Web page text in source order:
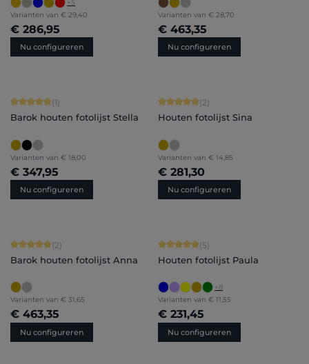
+5
Varianten van € 29,40
€ 286,95
Nu configureren
Varianten van € 28,70
€ 463,35
Nu configureren
Gemiddelde waardering van 5 van 5 sterren
(1)
Barok houten fotolijst Stella
Varianten van € 18,00
€ 347,95
Nu configureren
Gemiddelde waardering van 5 van 5
(2)
Houten fotolijst Sina
Varianten van € 14,85
€ 281,30
Nu configureren
Gemiddelde waardering van 5 van 5 sterren
(2)
Barok houten fotolijst Anna
Varianten van € 31,65
€ 463,35
Nu configureren
Gemiddelde waardering van 5 van 5
(5)
Houten fotolijst Paula
+8
Varianten van € 11,55
€ 231,45
Nu configureren